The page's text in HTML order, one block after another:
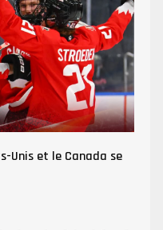
Unis et le Canada se